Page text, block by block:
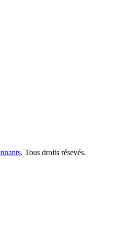
. Tous droits résevés.